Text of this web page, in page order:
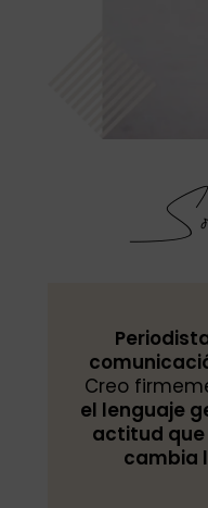
Creo
el lenguaje
actitud que
cambia